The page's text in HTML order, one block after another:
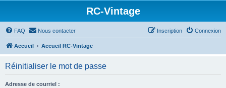
RC-Vintage
FAQ Nous contacter Connexion
Inscription
Accueil Accueil RC-Vintage
Réinitialiser le mot de passe
Adresse de courriel :